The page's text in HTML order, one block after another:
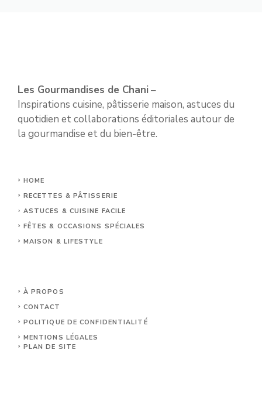
Les Gourmandises de Chani –
Inspirations cuisine, pâtisserie maison, astuces du
quotidien et collaborations éditoriales autour de
la gourmandise et du bien-être.
HOME
RECETTES & PÂTISSERIE
ASTUCES & CUISINE FACILE
FÊTES & OCCASIONS SPÉCIALES
MAISON & LIFESTYLE
À PROPOS
CONTACT
POLITIQUE DE CONFIDENTIALITÉ
MENTIONS LÉGALES
PLAN DE SITE